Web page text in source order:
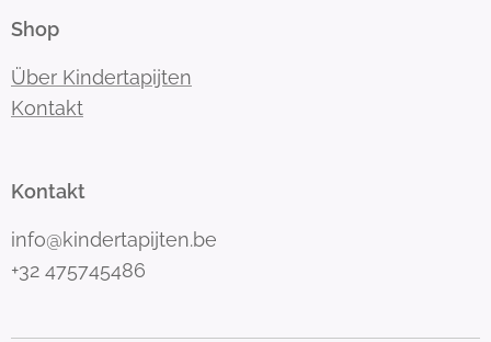
Shop
Über Kindertapijten
Kontakt
Kontakt
info@kindertapijten.be
+32 475745486